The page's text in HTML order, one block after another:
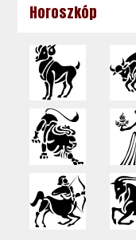
Horoszkóp